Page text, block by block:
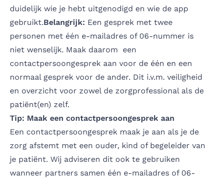
duidelijk wie je hebt uitgenodigd en wie de app
gebruikt.Belangrijk: Een gesprek met twee
personen met één e-mailadres of 06-nummer is
niet wenselijk. Maak daarom een
contactpersoongesprek aan voor de één en een
normaal gesprek voor de ander. Dit i.v.m. veiligheid
en overzicht voor zowel de zorgprofessional als de
patiënt(en) zelf.
Tip: Maak een contactpersoongesprek aan
Een contactpersoongesprek maak je aan als je de
zorg afstemt met een ouder, kind of begeleider van
je patiënt. Wij adviseren dit ook te gebruiken
wanneer partners samen één e-mailadres of 06-